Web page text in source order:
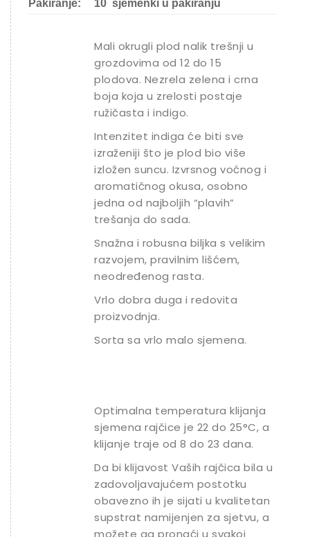
Pakiranje: 10 sjemenki u pakiranju
Mali okrugli plod nalik trešnji u
grozdovima od 12 do 15
plodova. Nezrela zelena i crna
boja koja u zrelosti postaje
ružičasta i indigo.
Intenzitet indiga će biti sve
izraženiji što je plod bio više
izložen suncu. Izvrsnog voćnog i
aromatičnog okusa, osobno
jedna od najboljih “plavih”
trešanja do sada.
Snažna i robusna biljka s velikim
razvojem, pravilnim lišćem,
neodređenog rasta.
Vrlo dobra duga i redovita
proizvodnja.
Sorta sa vrlo malo sjemena.
Optimalna temperatura klijanja
sjemena rajčice je 22 do 25°C, a
klijanje traje od 8 do 23 dana.
Da bi klijavost Vaših rajčica bila u
zadovoljavajućem postotku
obavezno ih je sijati u kvalitetan
supstrat namijenjen za sjetvu, a
možete ga pronaći u svakoj